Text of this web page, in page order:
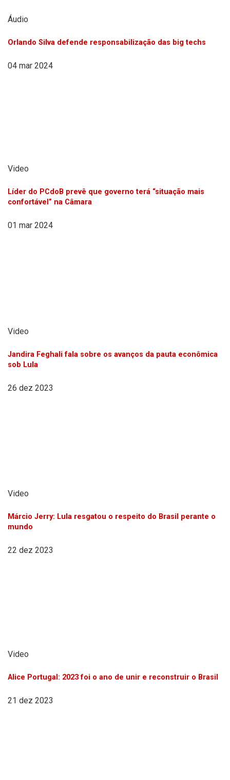
Áudio
Orlando Silva defende responsabilização das big techs
04 mar 2024
Video
Líder do PCdoB prevê que governo terá “situação mais
confortável” na Câmara
01 mar 2024
Video
Jandira Feghali fala sobre os avanços da pauta econômica
sob Lula
26 dez 2023
Video
Márcio Jerry: Lula resgatou o respeito do Brasil perante o
mundo
22 dez 2023
Video
Alice Portugal: 2023 foi o ano de unir e reconstruir o Brasil
21 dez 2023